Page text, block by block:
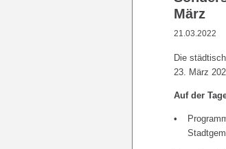
März
21.03.2022
Die
23. März
Auf der